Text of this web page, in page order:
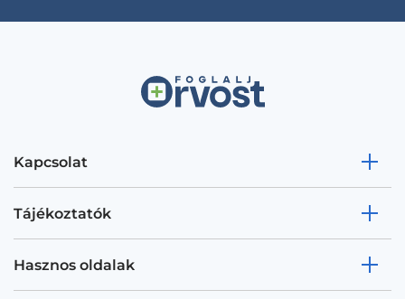
Kapcsolat
Tájékoztatók
Hasznos oldalak